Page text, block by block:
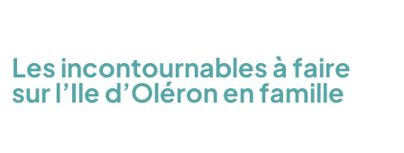
Les incontournables à faire
sur l’Ile d’Oléron en famille